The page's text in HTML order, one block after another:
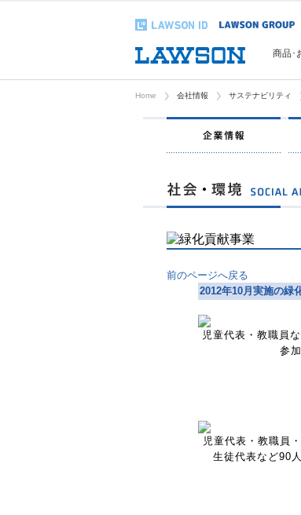
商品･
Home 会社情報 サステナビリティ
企
前のページへ戻る
2012年10月実施の緑
児童代表・教職員
参加
児童代表・教職員
生徒代表など90